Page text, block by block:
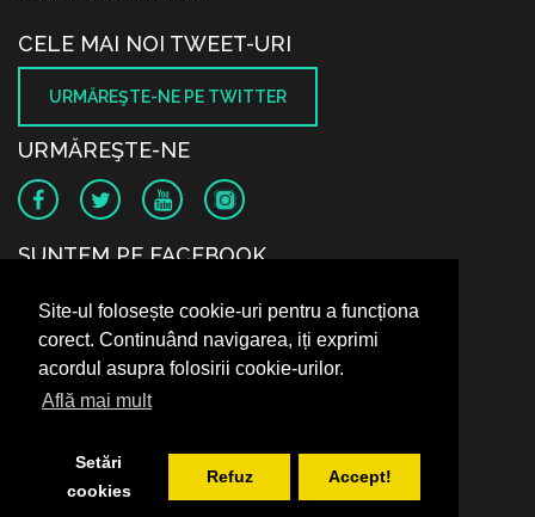
Site-ul folosește cookie-uri pentru a funcționa
corect. Continuând navigarea, iți exprimi
acordul asupra folosirii cookie-urilor.
Află mai mult
Setări
cookies
Refuz Accept!
CELE MAI NOI TWEET-URI
URMĂREŞTE-NE PE TWITTER
URMĂREŞTE-NE
SUNTEM PE FACEBOOK